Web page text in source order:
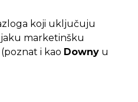
koji uključuju
marketinšku
i kao Downy u